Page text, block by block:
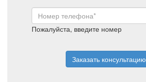
Пожалуйста, введите номер
Заказать консультацию